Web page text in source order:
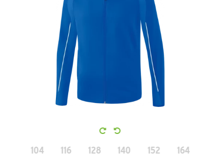
104 116 128 140 152 164